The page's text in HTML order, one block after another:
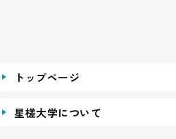
トップページ
星槎大学について